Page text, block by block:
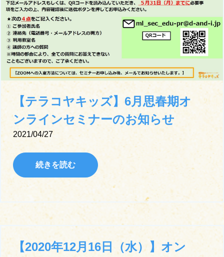
【テラコヤキッズ】6月思春期オ
ンラインセミナーのお知らせ
2021/04/27
続きを読む
【2020年12月16日（水）】オン